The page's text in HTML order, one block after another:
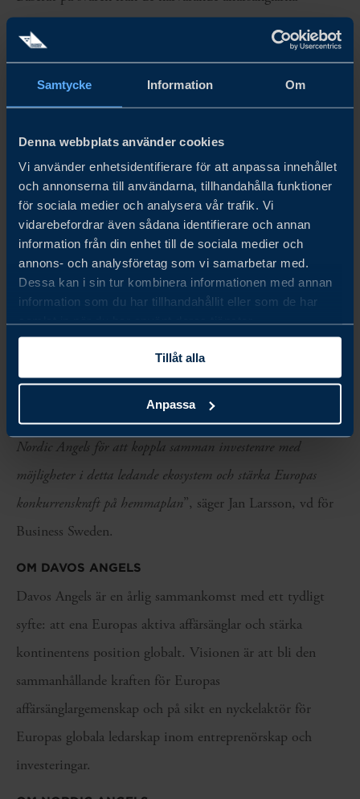
Samtycke Information Om
Denna webbplats använder cookies
Vi använder enhetsidentifierare för att anpassa innehållet
och annonserna till användarna, tillhandahålla funktioner
för sociala medier och analysera vår trafik. Vi
vidarebefordrar även sådana identifierare och annan
information från din enhet till de sociala medier och
annons- och analysföretag som vi samarbetar med.
Dessa kan i sin tur kombinera informationen med annan
information som du har tillhandahållit eller som de har
samlat in när du har använt deras tjänster.
Tillåt alla
Anpassa
identifierades huvudorsaken till att Europa förlorar sina
bästa bolag för tidigt som osamordnat kapital över gränser
(47 % av rösterna). Den mest kraftfulla åtgärden för
affärsänglar ansågs vara koordinering av kapital mellan
länder (53 %). Ett tredje tydligt budskap var behovet av
mer strukturerad gränsöverskridande syndikering och
samarbete (41 %).
Europas konkurrenskraft beror inte på att mobilisera
mer kapital, utan på att samordna det kapital som
redan finns, agera snabbare och skala framgångsrika
bolag här hemma.
Den svenska modellen visar hur samverkan och tydlig
riktning mellan kapital, företag och ekosystem skapar skalbar
tillväxt. Business Sweden samarbetar med Davos Angels och
Nordic Angels för att koppla samman investerare med
möjligheter i detta ledande ekosystem och stärka Europas
konkurrenskraft på hemmaplan”, säger Jan Larsson, vd för
Business Sweden.
OM DAVOS ANGELS
Davos Angels är en årlig sammankomst med ett tydligt
syfte: att ena Europas aktiva affärsänglar och stärka
kontinentens position globalt. Visionen är att bli den
sammanhållande kraften för Europas
affärsänglargemenskap och på sikt en nyckelaktör för
Europas globala ledarskap inom entreprenörskap och
investeringar.